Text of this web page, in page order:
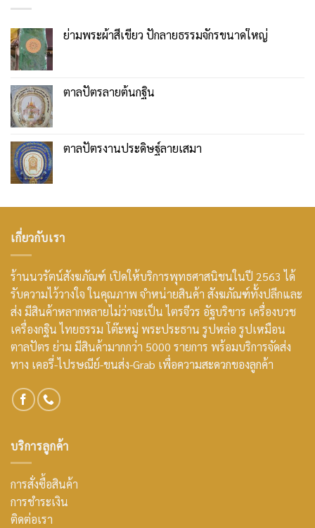
ย่ามพระผ้าสีเขียว ปักลายธรรมจักรขนาดใหญ่
ตาลปัตรลายต้นกฐิน
ตาลปัตรงานประดิษฐ์ลายเสมา
เกี่ยวกับเรา
ร้านนวรัตน์สังฆภัณฑ์ เปิดให้บริการพุทธศาสนิชนในปี 2563 ได้
รับความไว้วางใจ ในคุณภาพ จำหน่ายสินค้า สังฆภัณฑ์ทั้งปลีกและ
ส่ง มีสินค้าหลากหลายไม่ว่าจะเป็น ไตรจีวร อัฐบริขาร เครื่องบวช
เครื่องกฐิน ไทยธรรม โต๊ะหมู่ พระประธาน รูปหล่อ รูปเหมือน
ตาลปัตร ย่าม มีสินค้ามากกว่า 5000 รายการ พร้อมบริการจัดส่ง
ทาง เคอรี่-ไปรษณีย์-ขนส่ง-Grab เพื่อความสะดวกของลูกค้า
บริการลูกค้า
การสั่งซื้อสินค้า
การชำระเงิน
ติดต่อเรา